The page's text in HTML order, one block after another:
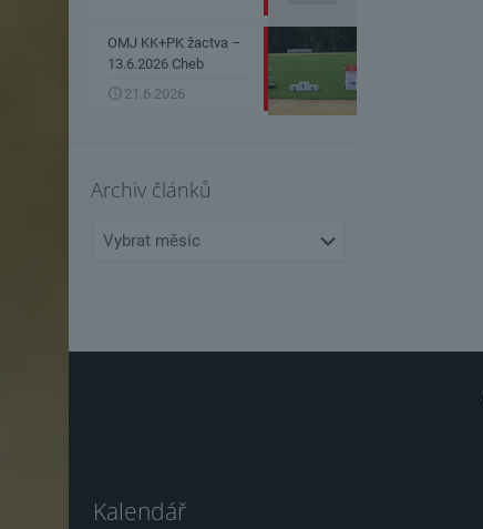
OMJ KK+PK žactva –
13.6.2026 Cheb
21.6.2026
Archiv článků
článků
Kalendář